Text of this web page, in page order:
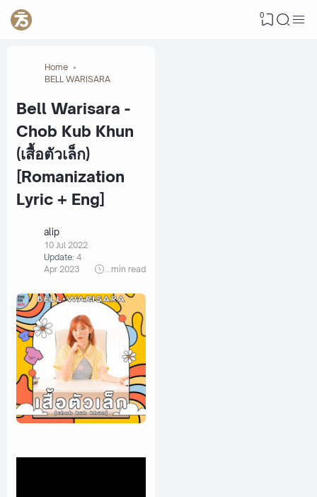
0
Home
BELL WARISARA
Bell Warisara -
Chob Kub Khun
(เสื้อตัวเล็ก)
[Romanization
Lyric + Eng]
alip
10 Jul 2022
Update: 4
Apr 2023
min read